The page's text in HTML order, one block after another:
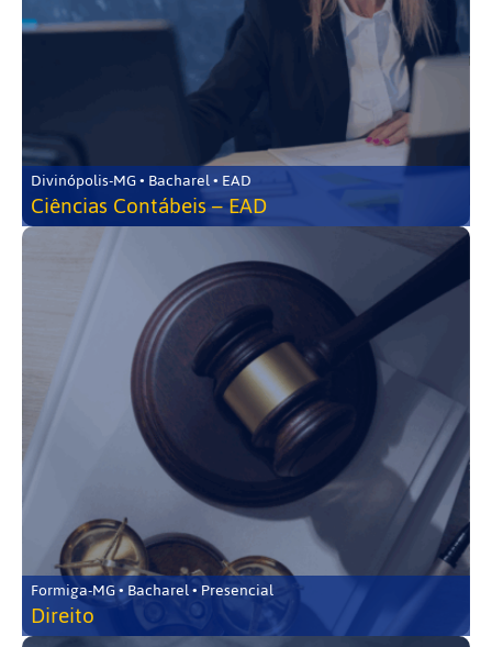
Divinópolis-MG • Bacharel • EAD
Ciências Contábeis – EAD
Formiga-MG • Bacharel • Presencial
Direito